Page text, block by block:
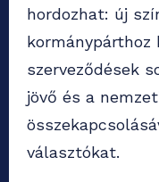
hordozhat: új
szerveződések
jövő és a
választókat.